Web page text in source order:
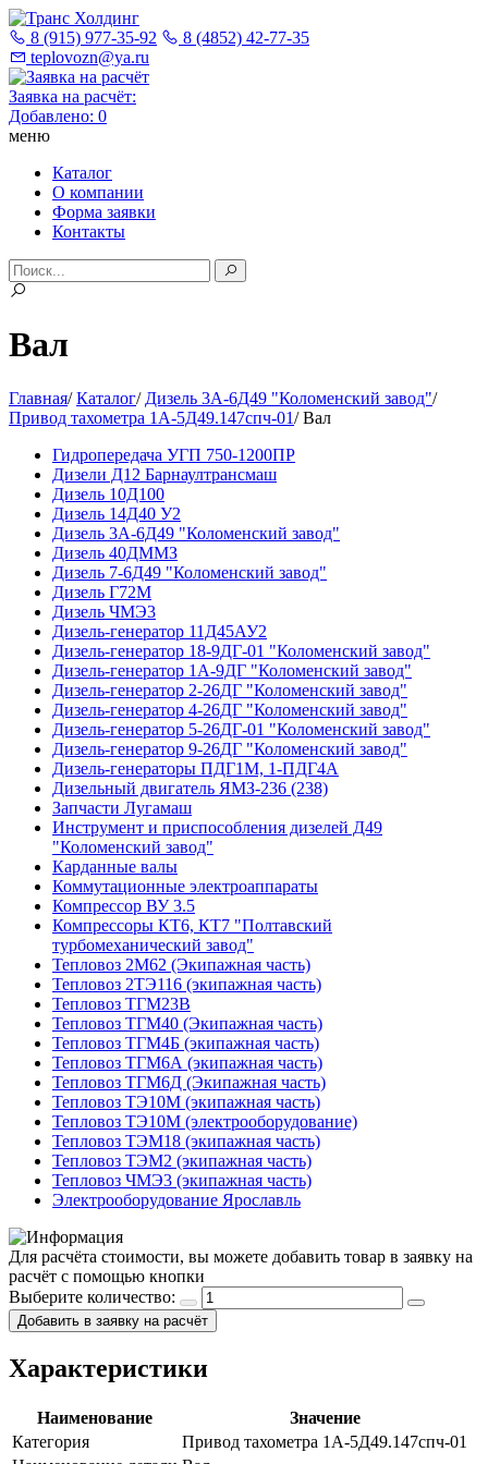
8 (915) 977-35-92
8 (4852) 42-77-35
teplovozn@ya.ru
Заявка на расчёт:
Добавлено: 0
меню
Каталог
О компании
Форма заявки
Контакты
Вал
Главная/ Каталог/ Дизель 3А-6Д49 "Коломенский завод"/
Привод тахометра 1А-5Д49.147спч-01/ Вал
Гидропередача УГП 750-1200ПР
Дизели Д12 Барнаултрансмаш
Дизель 10Д100
Дизель 14Д40 У2
Дизель 3А-6Д49 "Коломенский завод"
Дизель 40ДММЗ
Дизель 7-6Д49 "Коломенский завод"
Дизель Г72М
Дизель ЧМЭ3
Дизель-генератор 11Д45АУ2
Дизель-генератор 18-9ДГ-01 "Коломенский завод"
Дизель-генератор 1А-9ДГ "Коломенский завод"
Дизель-генератор 2-26ДГ "Коломенский завод"
Дизель-генератор 4-26ДГ "Коломенский завод"
Дизель-генератор 5-26ДГ-01 "Коломенский завод"
Дизель-генератор 9-26ДГ "Коломенский завод"
Дизель-генераторы ПДГ1М, 1-ПДГ4А
Дизельный двигатель ЯМЗ-236 (238)
Запчасти Лугамаш
Инструмент и приспособления дизелей Д49
"Коломенский завод"
Карданные валы
Коммутационные электроаппараты
Компрессор ВУ 3.5
Компрессоры КТ6, КТ7 "Полтавский
турбомеханический завод"
Тепловоз 2М62 (Экипажная часть)
Тепловоз 2ТЭ116 (экипажная часть)
Тепловоз ТГМ23В
Тепловоз ТГМ40 (Экипажная часть)
Тепловоз ТГМ4Б (экипажная часть)
Тепловоз ТГМ6А (экипажная часть)
Тепловоз ТГМ6Д (Экипажная часть)
Тепловоз ТЭ10М (экипажная часть)
Тепловоз ТЭ10М (электрооборудование)
Тепловоз ТЭМ18 (экипажная часть)
Тепловоз ТЭМ2 (экипажная часть)
Тепловоз ЧМЭ3 (экипажная часть)
Электрооборудование Ярославль
Для расчёта стоимости, вы можете добавить товар в заявку на
расчёт с помощью кнопки
Выберите количество:
Добавить в заявку на расчёт
Характеристики
Наименование
Значение
Категория
Привод тахометра 1А-5Д49.147спч-01